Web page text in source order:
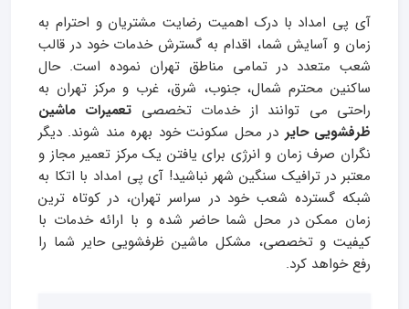
آی پی امداد با درک اهمیت رضایت مشتریان و احترام به
زمان و آسایش شما، اقدام به گسترش خدمات خود در قالب
شعب متعدد در تمامی مناطق تهران نموده است. حال
ساکنین محترم شمال، جنوب، شرق، غرب و مرکز تهران به
راحتی می توانند از خدمات تخصصی تعمیرات ماشین
ظرفشویی حایر در محل سکونت خود بهره مند شوند. دیگر
نگران صرف زمان و انرژی برای یافتن یک مرکز تعمیر مجاز و
معتبر در ترافیک سنگین شهر نباشید! آی پی امداد با اتکا به
شبکه گسترده شعب خود در سراسر تهران، در کوتاه ترین
زمان ممکن در محل شما حاضر شده و با ارائه خدمات با
کیفیت و تخصصی، مشکل ماشین ظرفشویی حایر شما را
رفع خواهد کرد.